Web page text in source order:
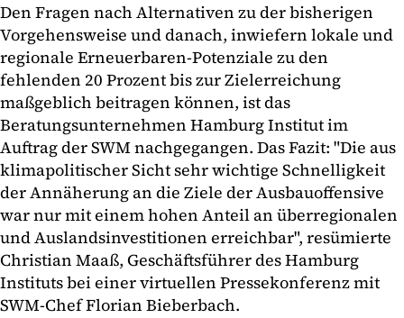
Den Fragen nach Alternativen zu der bisherigen
Vorgehensweise und danach, inwiefern lokale und
regionale Erneuerbaren-Potenziale zu den
fehlenden 20 Prozent bis zur Zielerreichung
maßgeblich beitragen können, ist das
Beratungsunternehmen Hamburg Institut im
Auftrag der SWM nachgegangen. Das Fazit: "Die aus
klimapolitischer Sicht sehr wichtige Schnelligkeit
der Annäherung an die Ziele der Ausbauoffensive
war nur mit einem hohen Anteil an überregionalen
und Auslandsinvestitionen erreichbar", resümierte
Christian Maaß, Geschäftsführer des Hamburg
Instituts bei einer virtuellen Pressekonferenz mit
SWM-Chef Florian Bieberbach.